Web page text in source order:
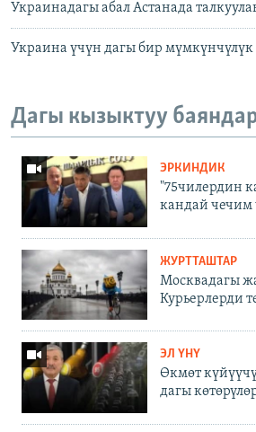
Украинадагы абал Астанада
Украина үчүн дагы бир мүмкүнчүлүк
Дагы кызыктуу
ЭРКИНДИК
"75чилердин
кандай чечим
ЖУРТТАШТАР
Москвадагы
Курьерлерди
ЭЛ ҮНҮ
Өкмөт
дагы